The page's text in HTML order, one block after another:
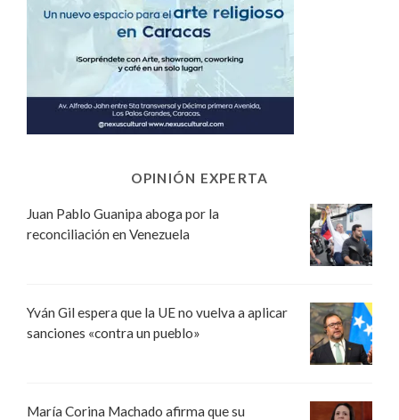
OPINIÓN EXPERTA
Juan Pablo Guanipa aboga por la
reconciliación en Venezuela
Yván Gil espera que la UE no vuelva a aplicar
sanciones «contra un pueblo»
María Corina Machado afirma que su